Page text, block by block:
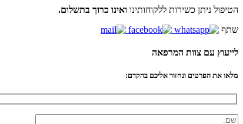
הטיפול ניתן כשירות ללקוחותינו ואינו כרוך בתשלום.
שתף
לייעוץ עם צוות המרפאה
מלאו את הפרטים ונחזור אליכם בהקדם: